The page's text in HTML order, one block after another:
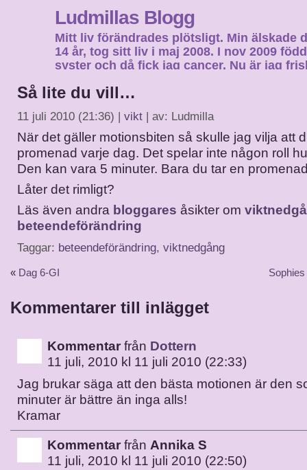
Ludmillas Blogg
Mitt liv förändrades plötsligt. Min älskade
14 år, tog sitt liv i maj 2008. I nov 2009
syster och då fick jag cancer. Nu är jag
Så lite du vill…
11 juli 2010 (21:36) | vikt | av: Ludmilla
När det gäller motionsbiten så skulle jag vilja att
promenad varje dag. Det spelar inte någon roll
Den kan vara 5 minuter. Bara du tar en
Låter det rimligt?
Läs även andra bloggares åsikter om
beteendeförändring
Taggar: beteendeförändring, viktnedgång
« Dag 6-GI
Kommentarer till inlägget
Kommentar från Dottern
11 juli, 2010 kl 11 juli 2010 (22:33)
Jag brukar säga att den bästa motionen är den
minuter är bättre än inga alls!
Kramar
Kommentar från Annika S
11 juli, 2010 kl 11 juli 2010 (22:50)